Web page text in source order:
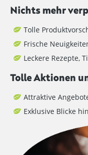
Nichts mehr
Tolle
Frische
Leckere Rezepte,
Tolle Aktionen
Attraktive
Exklusive Blicke